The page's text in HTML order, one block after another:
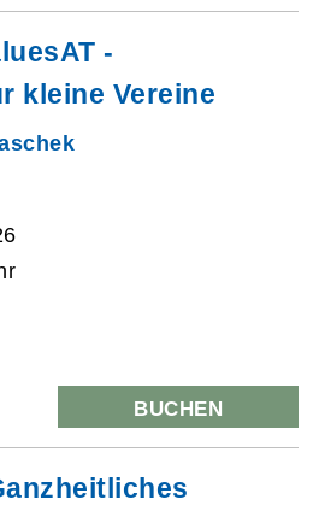
-
kleine Vereine
BUCHEN